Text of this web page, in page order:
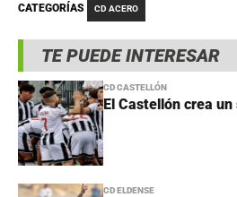
TE PUEDE INTERESAR
CD CASTELLÓN
El Castellón crea
CD ELDENSE
CATEGORÍAS CD ACERO